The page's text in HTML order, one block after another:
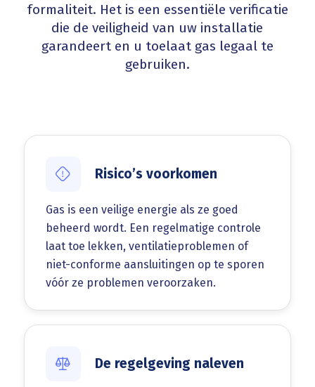
formaliteit. Het is een essentiële verificatie
die de veiligheid van uw installatie
garandeert en u toelaat gas legaal te
gebruiken.
Risico’s voorkomen
Gas is een veilige energie als ze goed
beheerd wordt. Een regelmatige controle
laat toe lekken, ventilatieproblemen of
niet-conforme aansluitingen op te sporen
vóór ze problemen veroorzaken.
De regelgeving naleven